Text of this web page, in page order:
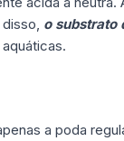
o substrato
a poda